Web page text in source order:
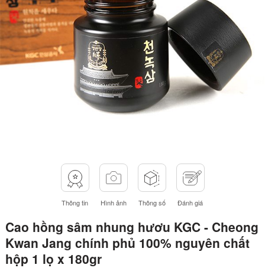
Thông tin Hình ảnh Thông số Đánh giá
Cao hồng sâm nhung hươu KGC - Cheong
Kwan Jang chính phủ 100% nguyên chất
hộp 1 lọ x 180gr